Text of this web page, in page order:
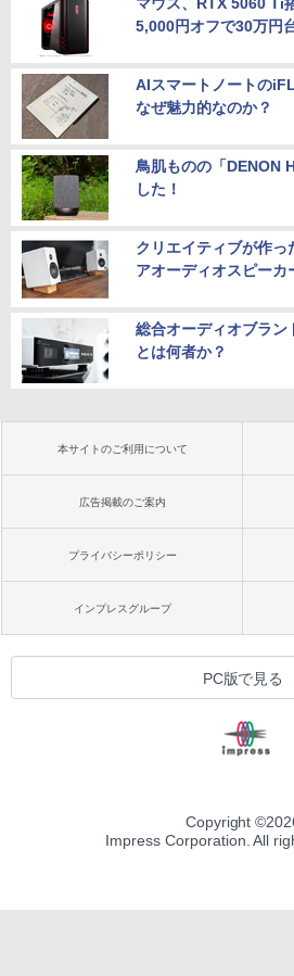
マウス、RTX 5060 Ti
5,000円オフで30万円
AIスマートノートの
なぜ魅力的なのか？
鳥肌ものの「DENON
した！
クリエイティブが作っ
アオーディオスピーカ
総合オーディオブラン
とは何者か？
本サイトのご利用について
広告掲載のご案内
プライバシーポリシー
インプレスグループ
PC版で見る
Copyright ©
Impress Corporation. All